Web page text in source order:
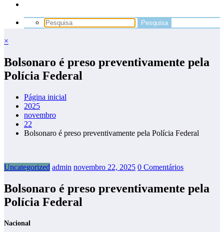
×
Bolsonaro é preso preventivamente pela
Polícia Federal
Página inicial
2025
novembro
22
Bolsonaro é preso preventivamente pela Polícia Federal
Uncategorized admin novembro 22, 2025 0 Comentários
Bolsonaro é preso preventivamente pela
Polícia Federal
Nacional